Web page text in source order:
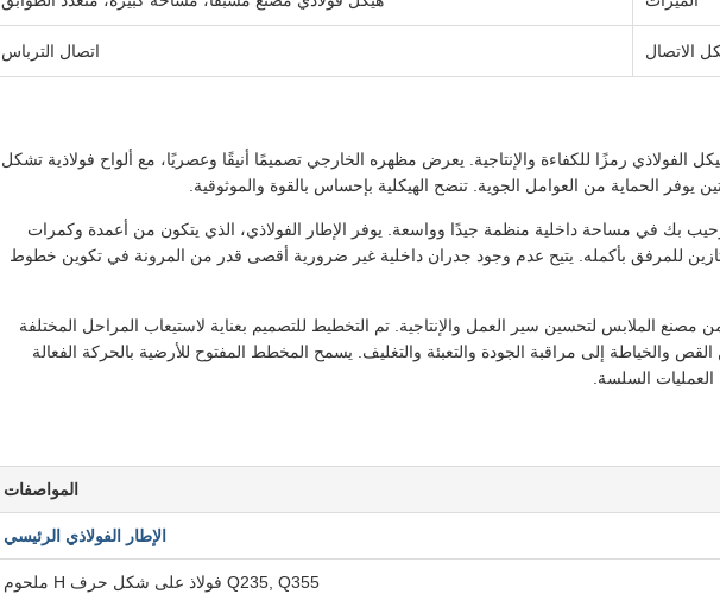
الاتصال اتصال الترباس
الفولاذي رمزًا للكفاءة والإنتاجية. يعرض مظهره الخارجي تصميمًا أنيقًا وعصريًا، مع ألواح فولاذية تشكل
يوفر الحماية من العوامل الجوية. تنضح الهيكلية بإحساس بالقوة والموثوقية.
بك في مساحة داخلية منظمة جيدًا وواسعة. يوفر الإطار الفولاذي، الذي يتكون من أعمدة وكمرات
للمرفق بأكمله. يتيح عدم وجود جدران داخلية غير ضرورية أقصى قدر من المرونة في تكوين خطوط
مصنع الملابس لتحسين سير العمل والإنتاجية. تم التخطيط للتصميم بعناية لاستيعاب المراحل المختلفة
والخياطة إلى مراقبة الجودة والتعبئة والتغليف. يسمح المخطط المفتوح للأرضية بالحركة الفعالة
العمليات السلسة.
المواصفات
الإطار الفولاذي الرئيسي
Q235, Q355 فولاذ على شكل حرف H ملحوم